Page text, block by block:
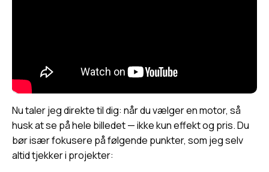
Nu taler jeg direkte til dig: når du vælger en motor, så
husk at se på hele billedet — ikke kun effekt og pris. Du
bør især fokusere på følgende punkter, som jeg selv
altid tjekker i projekter: